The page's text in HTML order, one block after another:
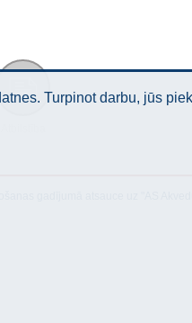
Turpinot darbu, jūs